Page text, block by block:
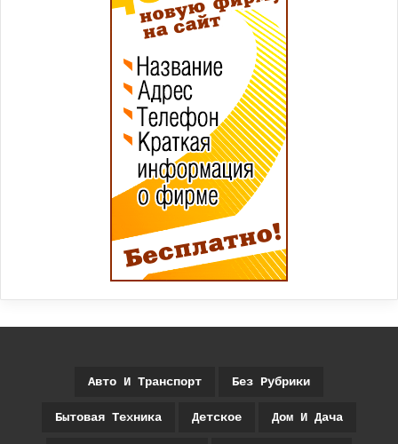
Авто И Транспорт Без Рубрики
Бытовая Техника Детское Дом И Дача